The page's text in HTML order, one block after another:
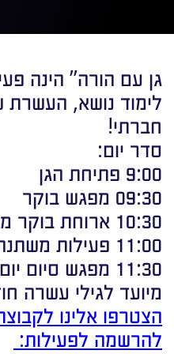
גן עם הורה” הינה פעילות בת 3 שעות לגילאי
לימוד נושא, העשרת
חברתי!
סדר יום:
9:00 פתיחת הגן
09:30 מפגש בוקר
10:30 ארוחת בוקר משותפת
11:00 פעילות משתנה יצירה / זמן חצר …
11:30 מפגש סיום יום.
מיועד לגילי עשרה
הצטרפו אלינו
להרשמה לפעילות: